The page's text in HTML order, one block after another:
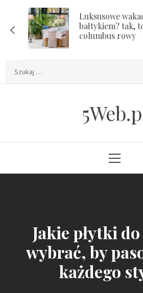
content
Luksusowe
bałtykiem? tak,
columbus rowy
Menu
Jakie płytki
wybrać, by
każdego